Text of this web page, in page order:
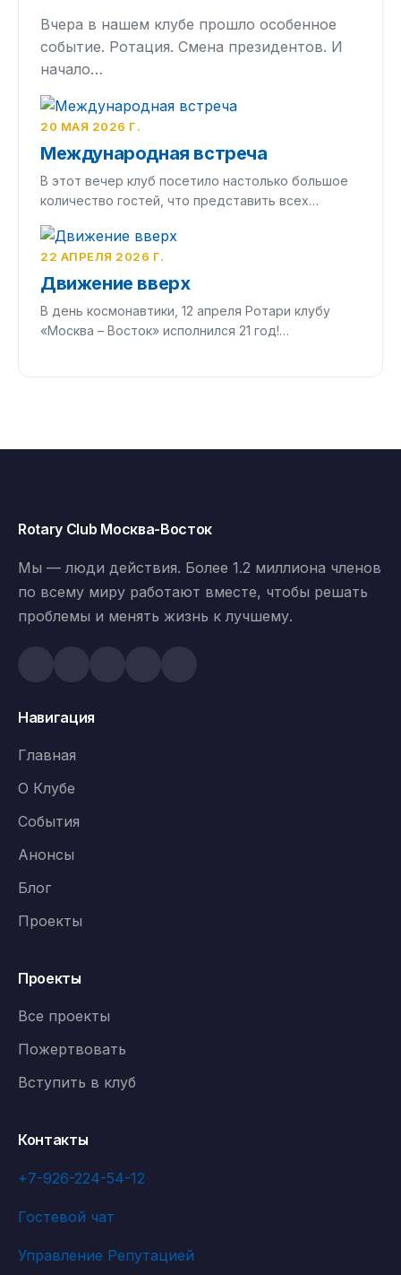
Вчера в нашем клубе прошло особенное
событие. Ротация. Смена президентов. И
начало…
20 МАЯ 2026 Г.
Международная встреча
В этот вечер клуб посетило настолько большое
количество гостей, что представить всех…
22 АПРЕЛЯ 2026 Г.
Движение вверх
В день космонавтики, 12 апреля Ротари клубу
«Москва – Восток» исполнился 21 год!…
Rotary Club Москва-Восток
Мы — люди действия. Более 1.2 миллиона членов
по всему миру работают вместе, чтобы решать
проблемы и менять жизнь к лучшему.
Навигация
Главная
О Клубе
События
Анонсы
Блог
Проекты
Проекты
Все проекты
Пожертвовать
Вступить в клуб
Контакты
+7-926-224-54-12
Гостевой чат
Управление Репутацией